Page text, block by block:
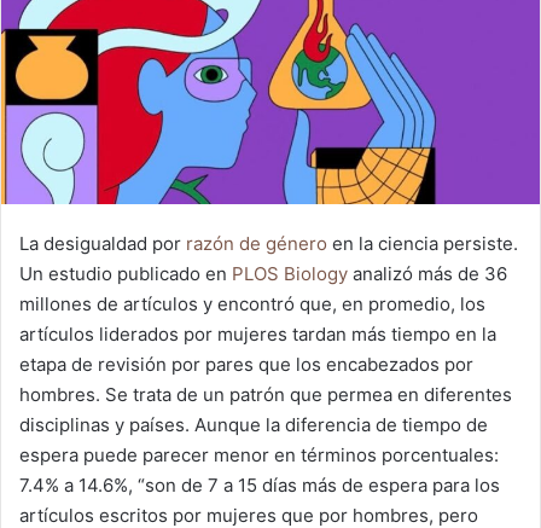
La desigualdad por razón de género en la ciencia persiste.
Un estudio publicado en PLOS Biology analizó más de 36
millones de artículos y encontró que, en promedio, los
artículos liderados por mujeres tardan más tiempo en la
etapa de revisión por pares que los encabezados por
hombres. Se trata de un patrón que permea en diferentes
disciplinas y países. Aunque la diferencia de tiempo de
espera puede parecer menor en términos porcentuales:
7.4% a 14.6%, “son de 7 a 15 días más de espera para los
artículos escritos por mujeres que por hombres, pero